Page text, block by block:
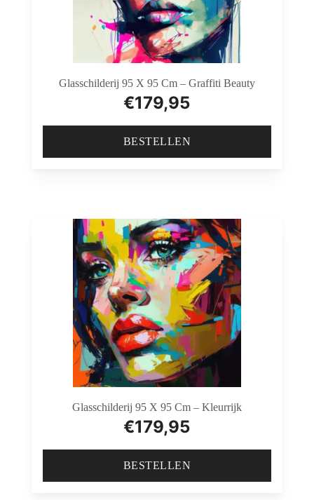
Glasschilderij 95 X 95 Cm – Graffiti Beauty
€179,95
BESTELLEN
Glasschilderij 95 X 95 Cm – Kleurrijk
€179,95
BESTELLEN